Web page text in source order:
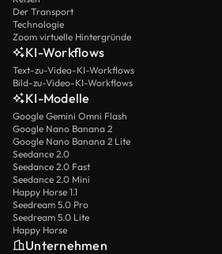
Der Transport
Technologie
Zoom virtuelle Hintergründe
KI-Workflows
Text-zu-Video-KI-Workflows
Bild-zu-Video-KI-Workflows
KI-Modelle
Google Gemini Omni Flash
Google Nano Banana 2
Google Nano Banana 2 Lite
Seedance 2.0
Seedance 2.0 Fast
Seedance 2.0 Mini
Happy Horse 1.1
Seedream 5.0 Pro
Seedream 5.0 Lite
Happy Horse
Unternehmen